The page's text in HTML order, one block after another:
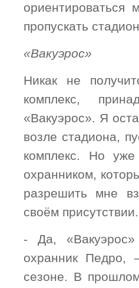
ориентироваться
пропускать
«Вакуэрос»
Никак не
комплекс,
«Вакуэрос». Я
возле стадиона,
комплекс. Но
охранником,
разрешить мне
своём присутствии.
- Да,
охранник Педро,
сезоне. В